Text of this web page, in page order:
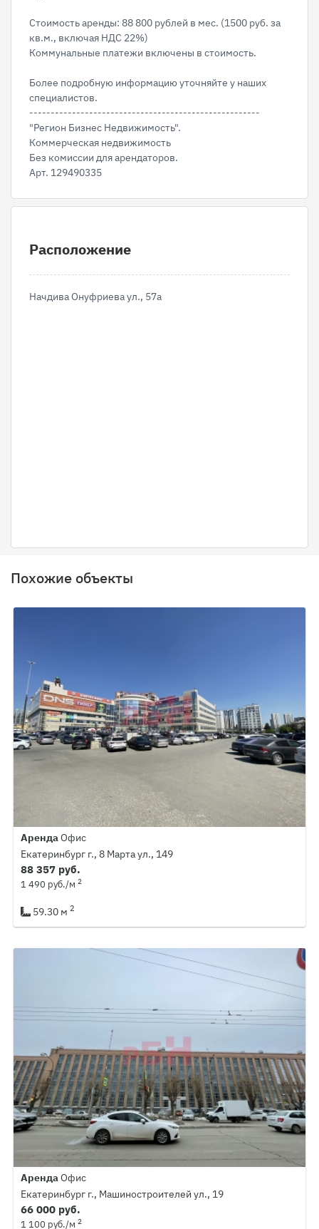
Стоимость аренды: 88 800 рублей в мес. (1500 руб. за
кв.м., включая НДС 22%)
Коммунальные платежи включены в стоимость.
Более подробную информацию уточняйте у наших
специалистов.
------------------------------------------------------
"Регион Бизнес Недвижимость".
Коммерческая недвижимость
Без комиссии для арендаторов.
Арт. 129490335
Расположение
Начдива Онуфриева ул., 57а
Похожие объекты
Аренда Офис
Екатеринбург г., 8 Марта ул., 149
88 357 руб.
1 490 руб./м 2
59.30 м 2
АрендаОфис
Екатеринбург г., Машиностроителей ул., 19
66 000 руб.
1 100 руб./м 2